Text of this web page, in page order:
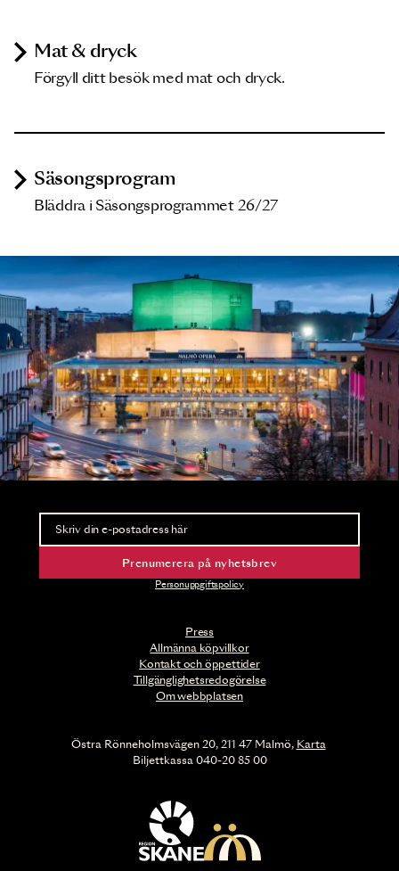
Mat & dryck
Förgyll ditt besök med mat och dryck.
Säsongsprogram
Bläddra i Säsongsprogrammet 26/27
Press
Allmänna köpvillkor
Kontakt och öppettider
Tillgänglighetsredogörelse
Om webbplatsen
Nyhetsbrev
Ta del av förhandsinformation och biljettsläpp.
Prenumerera på nyhetsbrev
Personuppgiftspolicy
Östra Rönneholmsvägen 20, 211 47 Malmö, Karta
Biljettkassa 040-20 85 00